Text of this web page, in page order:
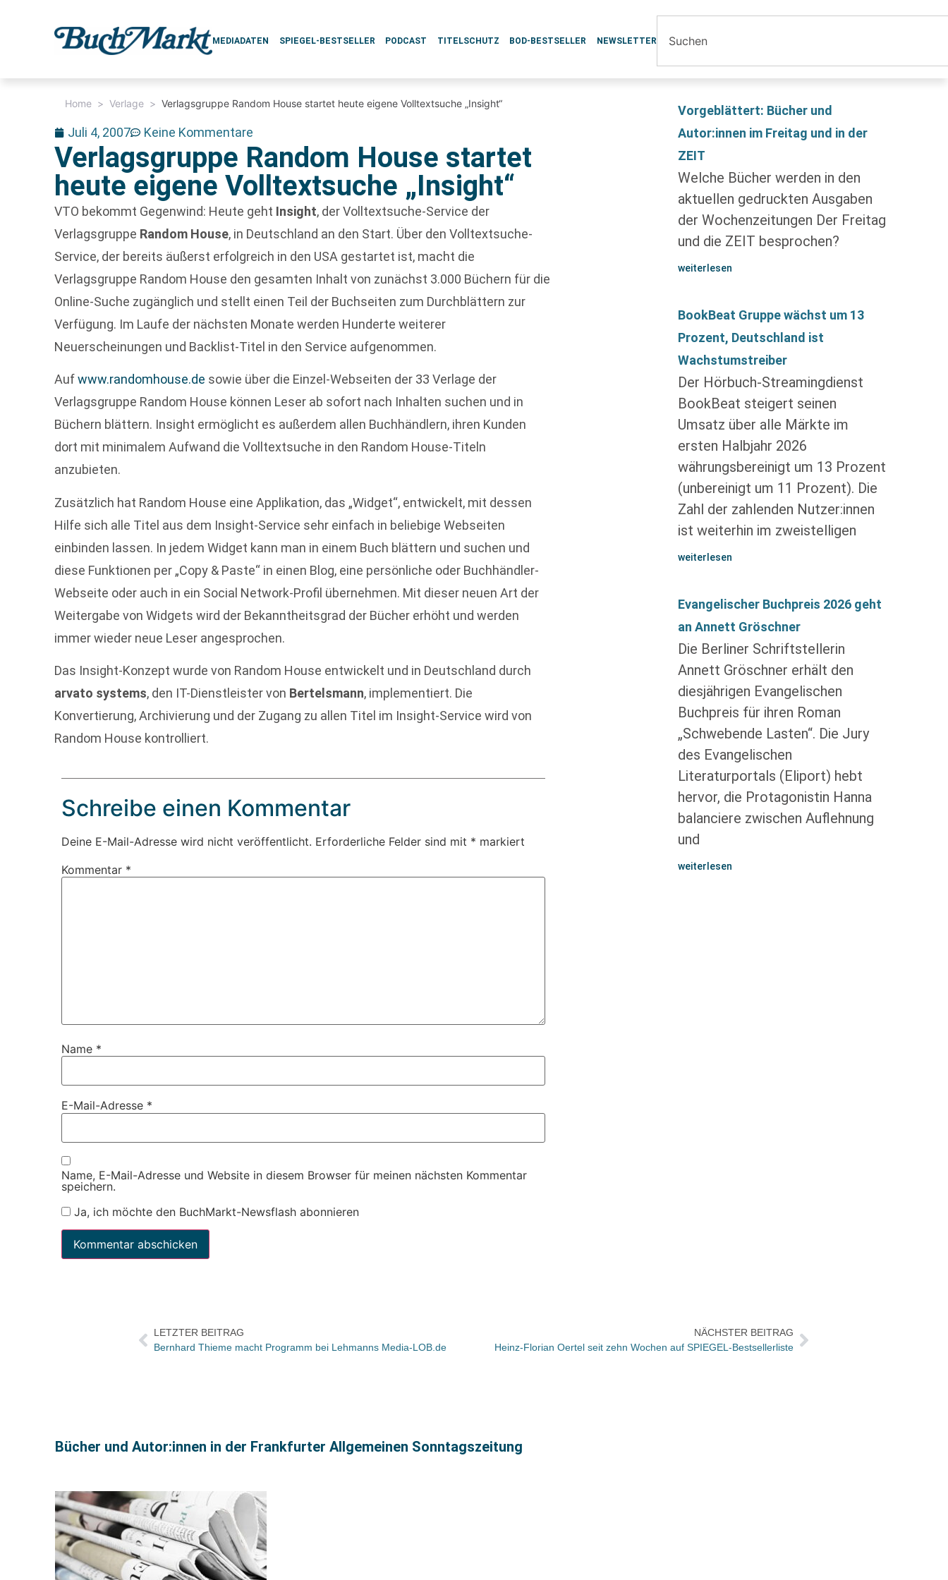
MEDIADATEN SPIEGEL-BESTSELLER PODCAST TITELSCHUTZ BOD-BESTSELLER NEWSLETTER
Home > Verlage > Verlagsgruppe Random House startet heute eigene Volltextsuche „Insight“
Juli 4, 2007 Keine Kommentare
Verlagsgruppe Random House startet
heute eigene Volltextsuche „Insight“
VTO bekommt Gegenwind: Heute geht Insight, der Volltextsuche-Service der
Verlagsgruppe Random House, in Deutschland an den Start. Über den Volltextsuche-
Service, der bereits äußerst erfolgreich in den USA gestartet ist, macht die
Verlagsgruppe Random House den gesamten Inhalt von zunächst 3.000 Büchern für die
Online-Suche zugänglich und stellt einen Teil der Buchseiten zum Durchblättern zur
Verfügung. Im Laufe der nächsten Monate werden Hunderte weiterer
Neuerscheinungen und Backlist-Titel in den Service aufgenommen.
Aufwww.randomhouse.de sowie über die Einzel-Webseiten der 33 Verlage der
Verlagsgruppe Random House können Leser ab sofort nach Inhalten suchen und in
Büchern blättern. Insight ermöglicht es außerdem allen Buchhändlern, ihren Kunden
dort mit minimalem Aufwand die Volltextsuche in den Random House-Titeln
anzubieten.
Zusätzlich hat Random House eine Applikation, das „Widget“, entwickelt, mit dessen
Hilfe sich alle Titel aus dem Insight-Service sehr einfach in beliebige Webseiten
einbinden lassen. In jedem Widget kann man in einem Buch blättern und suchen und
diese Funktionen per „Copy & Paste“ in einen Blog, eine persönliche oder Buchhändler-
Webseite oder auch in ein Social Network-Profil übernehmen. Mit dieser neuen Art der
Weitergabe von Widgets wird der Bekanntheitsgrad der Bücher erhöht und werden
immer wieder neue Leser angesprochen.
Das Insight-Konzept wurde von Random House entwickelt und in Deutschland durch
arvato systems, den IT-Dienstleister von Bertelsmann, implementiert. Die
Konvertierung, Archivierung und der Zugang zu allen Titel im Insight-Service wird von
Random House kontrolliert.
Schreibe einen Kommentar
Deine E-Mail-Adresse wird nicht veröffentlicht. Erforderliche Felder sind mit * markiert
Kommentar *
Name *
E-Mail-Adresse *
Name, E-Mail-Adresse und Website in diesem Browser für meinen nächsten Kommentar
speichern.
Ja, ich möchte den BuchMarkt-Newsflash abonnieren
Vorgeblättert: Bücher und
Autor:innen im Freitag und in der
ZEIT
Welche Bücher werden in den
aktuellen gedruckten Ausgaben
der Wochenzeitungen Der Freitag
und die ZEIT besprochen?
weiterlesen
BookBeat Gruppe wächst um 13
Prozent, Deutschland ist
Wachstumstreiber
Der Hörbuch-Streamingdienst
BookBeat steigert seinen
Umsatz über alle Märkte im
ersten Halbjahr 2026
währungsbereinigt um 13 Prozent
(unbereinigt um 11 Prozent). Die
Zahl der zahlenden Nutzer:innen
ist weiterhin im zweistelligen
weiterlesen
Evangelischer Buchpreis 2026 geht
an Annett Gröschner
Die Berliner Schriftstellerin
Annett Gröschner erhält den
diesjährigen Evangelischen
Buchpreis für ihren Roman
„Schwebende Lasten“. Die Jury
des Evangelischen
Literaturportals (Eliport) hebt
hervor, die Protagonistin Hanna
balanciere zwischen Auflehnung
und
weiterlesen
LETZTER BEITRAG
Bernhard Thieme macht Programm bei Lehmanns Media-LOB.de
NÄCHSTER BEITRAG
Heinz-Florian Oertel seit zehn Wochen auf SPIEGEL-Bestsellerliste
Bücher und Autor:innen in der Frankfurter Allgemeinen Sonntagszeitung